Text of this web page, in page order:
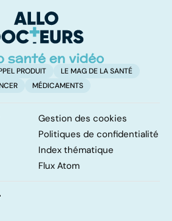
PRODUIT
LE MAG DE LA SANTÉ
MÉDICAMENTS
Gestion des cookies
Politiques de confidentialité
Index thématique
Flux Atom